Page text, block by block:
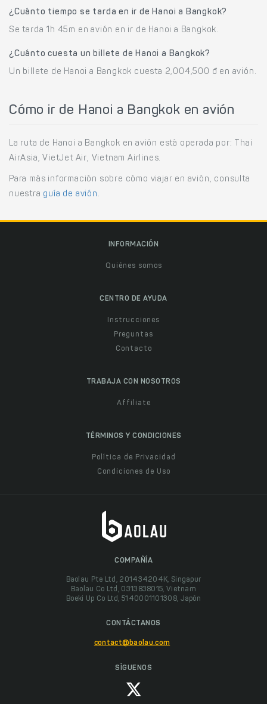
¿Cuánto tiempo se tarda en ir de Hanoi a Bangkok?
Se tarda 1h 45m en avión en ir de Hanoi a Bangkok.
¿Cuánto cuesta un billete de Hanoi a Bangkok?
Un billete de Hanoi a Bangkok cuesta 2,004,500 đ en avión.
Cómo ir de Hanoi a Bangkok en avión
La ruta de Hanoi a Bangkok en avión está operada por: Thai
AirAsia, VietJet Air, Vietnam Airlines.
Para más información sobre cómo viajar en avión, consulta
nuestra guía de avión .
INFORMACIÓN
Quiénes somos
CENTRO DE AYUDA
Instrucciones
Preguntas
Contacto
TRABAJA CON NOSOTROS
Affiliate
TÉRMINOS Y CONDICIONES
Política de Privacidad
Condiciones de Uso
COMPAÑÍA
Baolau Pte Ltd, 201434204K, Singapur
Baolau Co Ltd, 0313838015, Vietnam
Boeki Up Co Ltd, 5140001101308, Japón
CONTÁCTANOS
contact@baolau.com
SÍGUENOS